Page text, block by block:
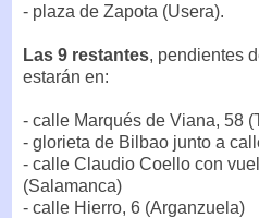
- plaza de Zapota (Usera).
Las 9 restantes, pendientes
estarán en:
- calle Marqués de Viana, 58
- glorieta de Bilbao junto a
- calle Claudio Coello con
(Salamanca)
- calle Hierro, 6 (Arganzuela)